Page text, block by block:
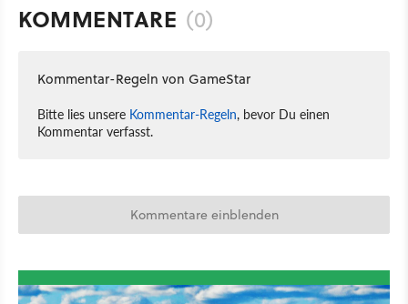
KOMMENTARE (0)
Kommentar-Regeln von GameStar
Bitte lies unsere Kommentar-Regeln, bevor Du einen
Kommentar verfasst.
Kommentare einblenden